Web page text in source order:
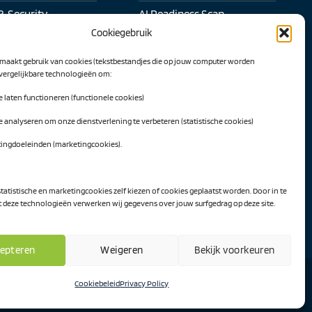
Cookiegebruik
gebruik van cookies (tekstbestandjes die op jouw computer worden
technologieën om:
laten functioneren (functionele cookies)
analyseren om onze dienstverlening te verbeteren (statistische cookies)
(marketingcookies).
en marketingcookies zelf kiezen of cookies geplaatst worden. Door in te
technologieën verwerken wij gegevens over jouw surfgedrag op deze site.
Weigeren Bekijk voorkeuren
CookiebeleidPrivacy Policy
Security AI Readiness Scan
Visa